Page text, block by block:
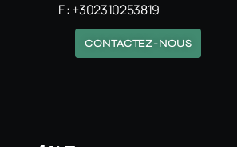
F : +302310253819
CONTACTEZ-NOUS